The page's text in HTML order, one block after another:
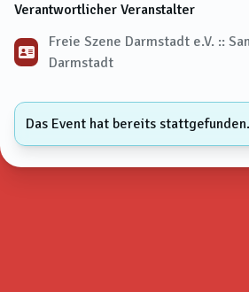
Verantwortlicher Veranstalter
Freie Szene Darmstadt e.V. ::
Darmstadt
Das Event hat bereits stattgefunden.